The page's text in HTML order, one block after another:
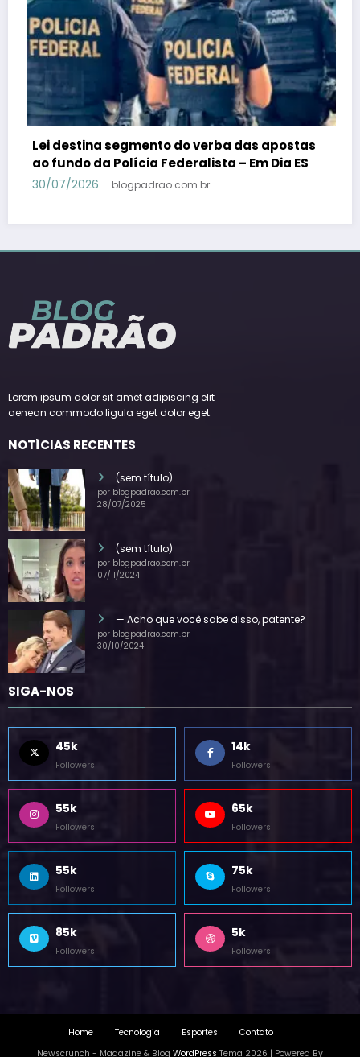
PSB confirma Geraldo Alckmin porquê
candidato a vice-presidente na fórmula
Lula – Em Dia ES
Lorem ipsum dolor sit amet adipiscing elit
(sem título)
por blogpadrao.com.br
(sem título)
por blogpadrao.com.br
— Acho que você sabe disso, patente?
por blogpadrao.com.br
SIGA-NOS
45k
Followers
14k
Followers
55k
Followers
65k
Followers
55k
Followers
75k
Followers
85k
Followers
5k
Followers
Home Tecnologia Esportes Contato